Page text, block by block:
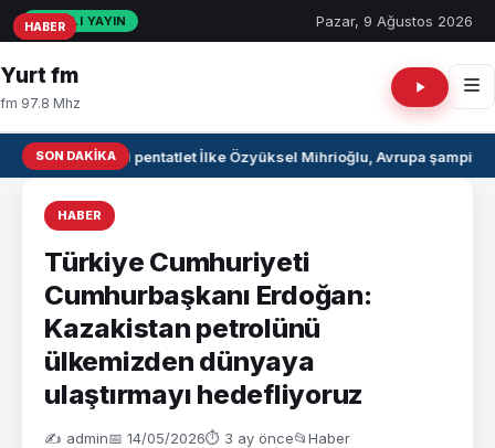
CANLI YAYIN Pazar, 9 Ağustos 2026
Yurt fm
fm 97.8 Mhz
SON DAKIKAMilli pentatlet İlke Özyüksel Mihrioğlu, Avrupa
HABER
Türkiye Cumhuriyeti
Cumhurbaşkanı Erdoğan:
Kazakistan petrolünü
ülkemizden dünyaya
ulaştırmayı hedefliyoruz
✍️ admin📅 14/05/2026⏱ 3 ay önce📂Haber
HABER
HABER
HABER